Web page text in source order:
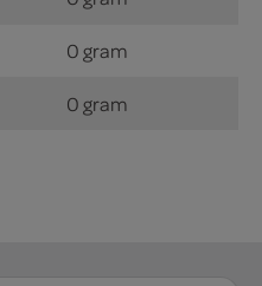
0 gram
0 gram